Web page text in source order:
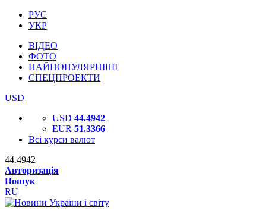
РУС
УКР
ВІДЕО
ФОТО
НАЙПОПУЛЯРНІШІ
СПЕЦПРОЕКТИ
USD
USD 44.4942
EUR 51.3366
Всі курси валют
44.4942
Авторизація
Пошук
RU